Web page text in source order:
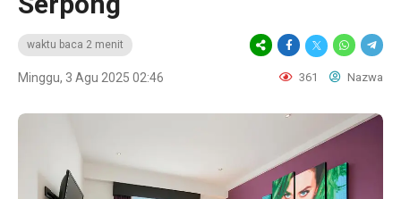
waktu baca 2 menit
Minggu, 3 Agu 2025 02:46 361 Nazwa